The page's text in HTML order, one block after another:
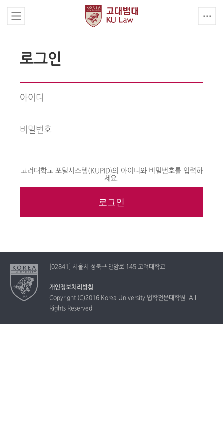
로그인
아이디
비밀번호
고려대학교 포털시스템(KUPID)의 아이디와 비밀번호를 입력하
세요.
[02841] 서울시 성북구 안암로 145 고려대학교
개인정보처리방침
Copyright (C)2016 Korea University 법학전문대학원. All
Rights Reserved